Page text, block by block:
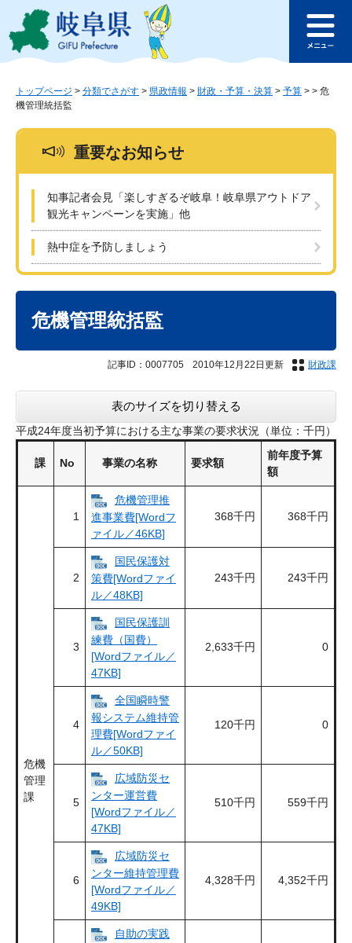
ジ
ュ
このページの本文へ
ュ
トップページ > 分類でさがす > 県政情報 > 財政・予算・決算 > 予算 > > 危
機管理統括監
重要なお知らせ
知事記者会見「楽しすぎるぞ岐阜！岐阜県アウトドア
観光キャンペーンを実施」他
熱中症を予防しましょう
危機管理統括監
記事ID：0007705 2010年12月22日更新 財政課
表のサイズを切り替える
平成24年度当初予算における主な事業の要求状況（単位：千円）
課 No 事業の名称 要求額
前年度予算
額
危機
管理
課
1
危機管理推
進事業費[Wordフ
ァイル／46KB]
368千円 368千円
2
国民保護対
策費[Wordファイ
ル／48KB]
243千円 243千円
3
国民保護訓
練費（国費）
[Wordファイル／
47KB]
2,633千円 0
4
全国瞬時警
報システム維持管
理費[Wordファイ
ル／50KB]
120千円 0
5
広域防災セ
ンター運営費
[Wordファイル／
47KB]
510千円 559千円
6
広域防災セ
ンター維持管理費
[Wordファイル／
49KB]
4,328千円 4,352千円
自助の実践